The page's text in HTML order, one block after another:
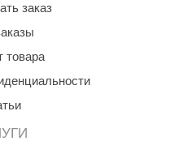
заказ
товара